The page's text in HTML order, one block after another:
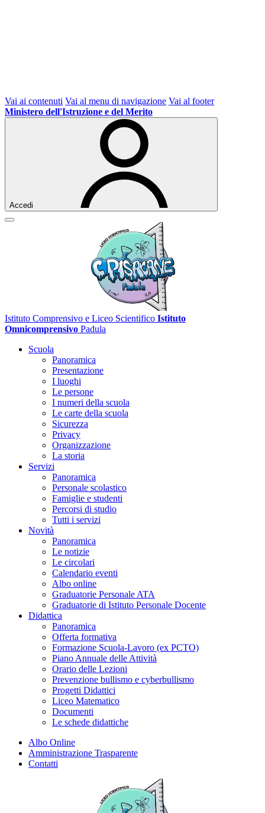
Vai ai contenuti Vai al menu di navigazione Vai al footer
Ministero dell'Istruzione e del Merito
Accedi
Istituto Comprensivo e Liceo Scientifico Istituto
Omnicomprensivo Padula
Scuola
Panoramica
Presentazione
I luoghi
Le persone
I numeri della scuola
Le carte della scuola
Sicurezza
Privacy
Organizzazione
La storia
Servizi
Panoramica
Personale scolastico
Famiglie e studenti
Percorsi di studio
Tutti i servizi
Novità
Panoramica
Le notizie
Le circolari
Calendario eventi
Albo online
Graduatorie Personale ATA
Graduatorie di Istituto Personale Docente
Didattica
Panoramica
Offerta formativa
Formazione Scuola-Lavoro (ex PCTO)
Piano Annuale delle Attività
Orario delle Lezioni
Prevenzione bullismo e cyberbullismo
Progetti Didattici
Liceo Matematico
Documenti
Le schede didattiche
Albo Online
Amministrazione Trasparente
Contatti